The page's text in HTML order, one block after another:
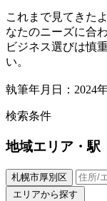
これまで見てきた
なたのニーズに合
ビジネス選びは慎
い。
執筆年月日：2024
検索条件
地域エリア・駅
札幌市厚別区
エリアから探す